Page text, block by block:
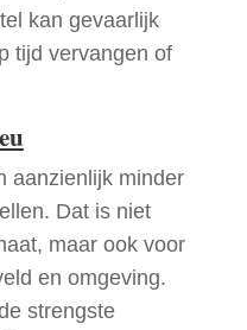
kan gevaarlijk
tijd vervangen of
aanzienlijk minder
Dat is niet
maar ook voor
en omgeving.
strengste